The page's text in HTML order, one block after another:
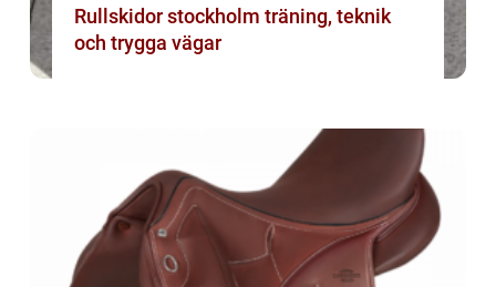
Rullskidor stockholm träning, teknik
och trygga vägar